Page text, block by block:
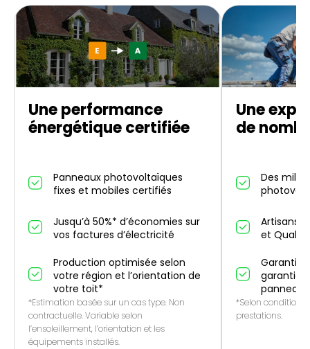
Une performance
énergétique certifiée
Panneaux photovoltaïques
fixes et mobiles certifiés
Jusqu’à 50%* d’économies sur
vos factures d’électricité
Production optimisée selon
votre région et l’orientation de
votre toit*
*Estimation basée sur un cas type. Non
contractuelle. Variable selon
l’ensoleillement, l’orientation et les
équipements installés.
Une
de
Des
Artisans
et QualiPV
Garantie
garantie
panneaux
*Selon conditions
prestations.